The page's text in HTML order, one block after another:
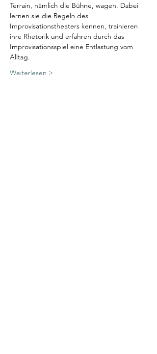
Terrain, nämlich die Bühne, wagen. Dabei
lernen sie die Regeln des
Improvisationstheaters kennen, trainieren
ihre Rhetorik und erfahren durch das
Improvisationsspiel eine Entlastung vom
Alltag.
Weiterlesen >